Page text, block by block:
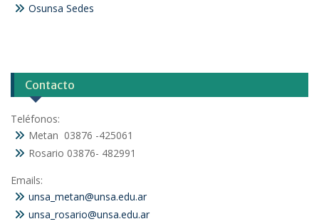
Osunsa Sedes
Contacto
Teléfonos:
Metan 03876 -425061
Rosario 03876- 482991
Emails:
unsa_metan@unsa.edu.ar
unsa_rosario@unsa.edu.ar